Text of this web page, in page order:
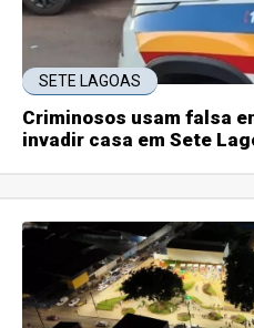
SETE LAGOAS
Criminosos usam falsa
invadir casa em Sete